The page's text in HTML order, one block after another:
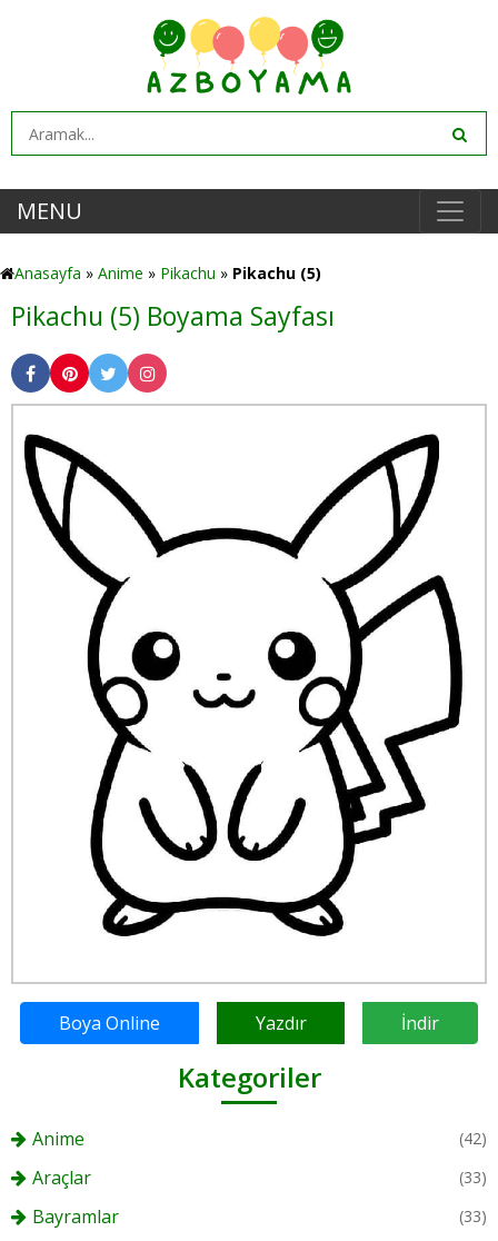
MENU
Anasayfa » Anime » Pikachu » Pikachu (5)
Pikachu (5) Boyama Sayfası
Boya Online Yazdır İndir
Kategoriler
Anime (42)
Araçlar (33)
Bayramlar (33)